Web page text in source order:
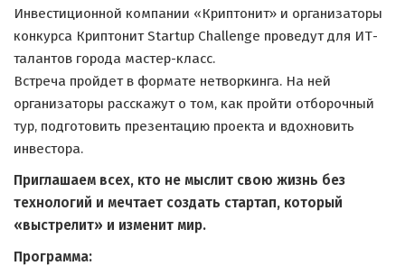
Инвестиционной компании «Криптонит» и организаторы
конкурса Криптонит Startup Challenge проведут для ИТ-
талантов города мастер-класс.
Встреча пройдет в формате нетворкинга. На ней
организаторы расскажут о том, как пройти отборочный
тур, подготовить презентацию проекта и вдохновить
инвестора.
Приглашаем всех, кто не мыслит свою жизнь без
технологий и мечтает создать стартап, который
«выстрелит» и изменит мир.
Программа: